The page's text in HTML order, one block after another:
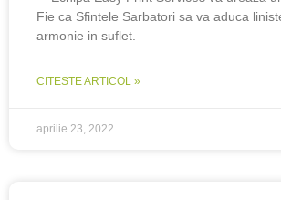
Fie ca Sfintele Sarbatori sa va aduca
armonie in suflet.
CITESTE ARTICOL »
aprilie 23, 2022